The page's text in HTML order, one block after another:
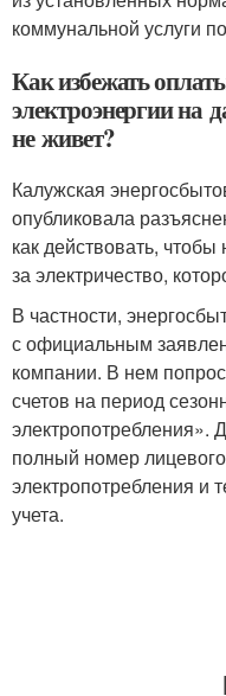
коммунальной услуги
Как избежать
электроэнергии на
не живет?
Калужская
опубликовала
как действовать, чтобы
за электричество,
В частности,
с официальным
компании. В нем
счетов на период
электропотребления».
полный номер лицевого
электропотребления и
учета.